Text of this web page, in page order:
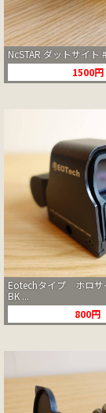
NcSTAR ダットサイト
1500円
Eotechタイプ ホロサ
BK ...
800円